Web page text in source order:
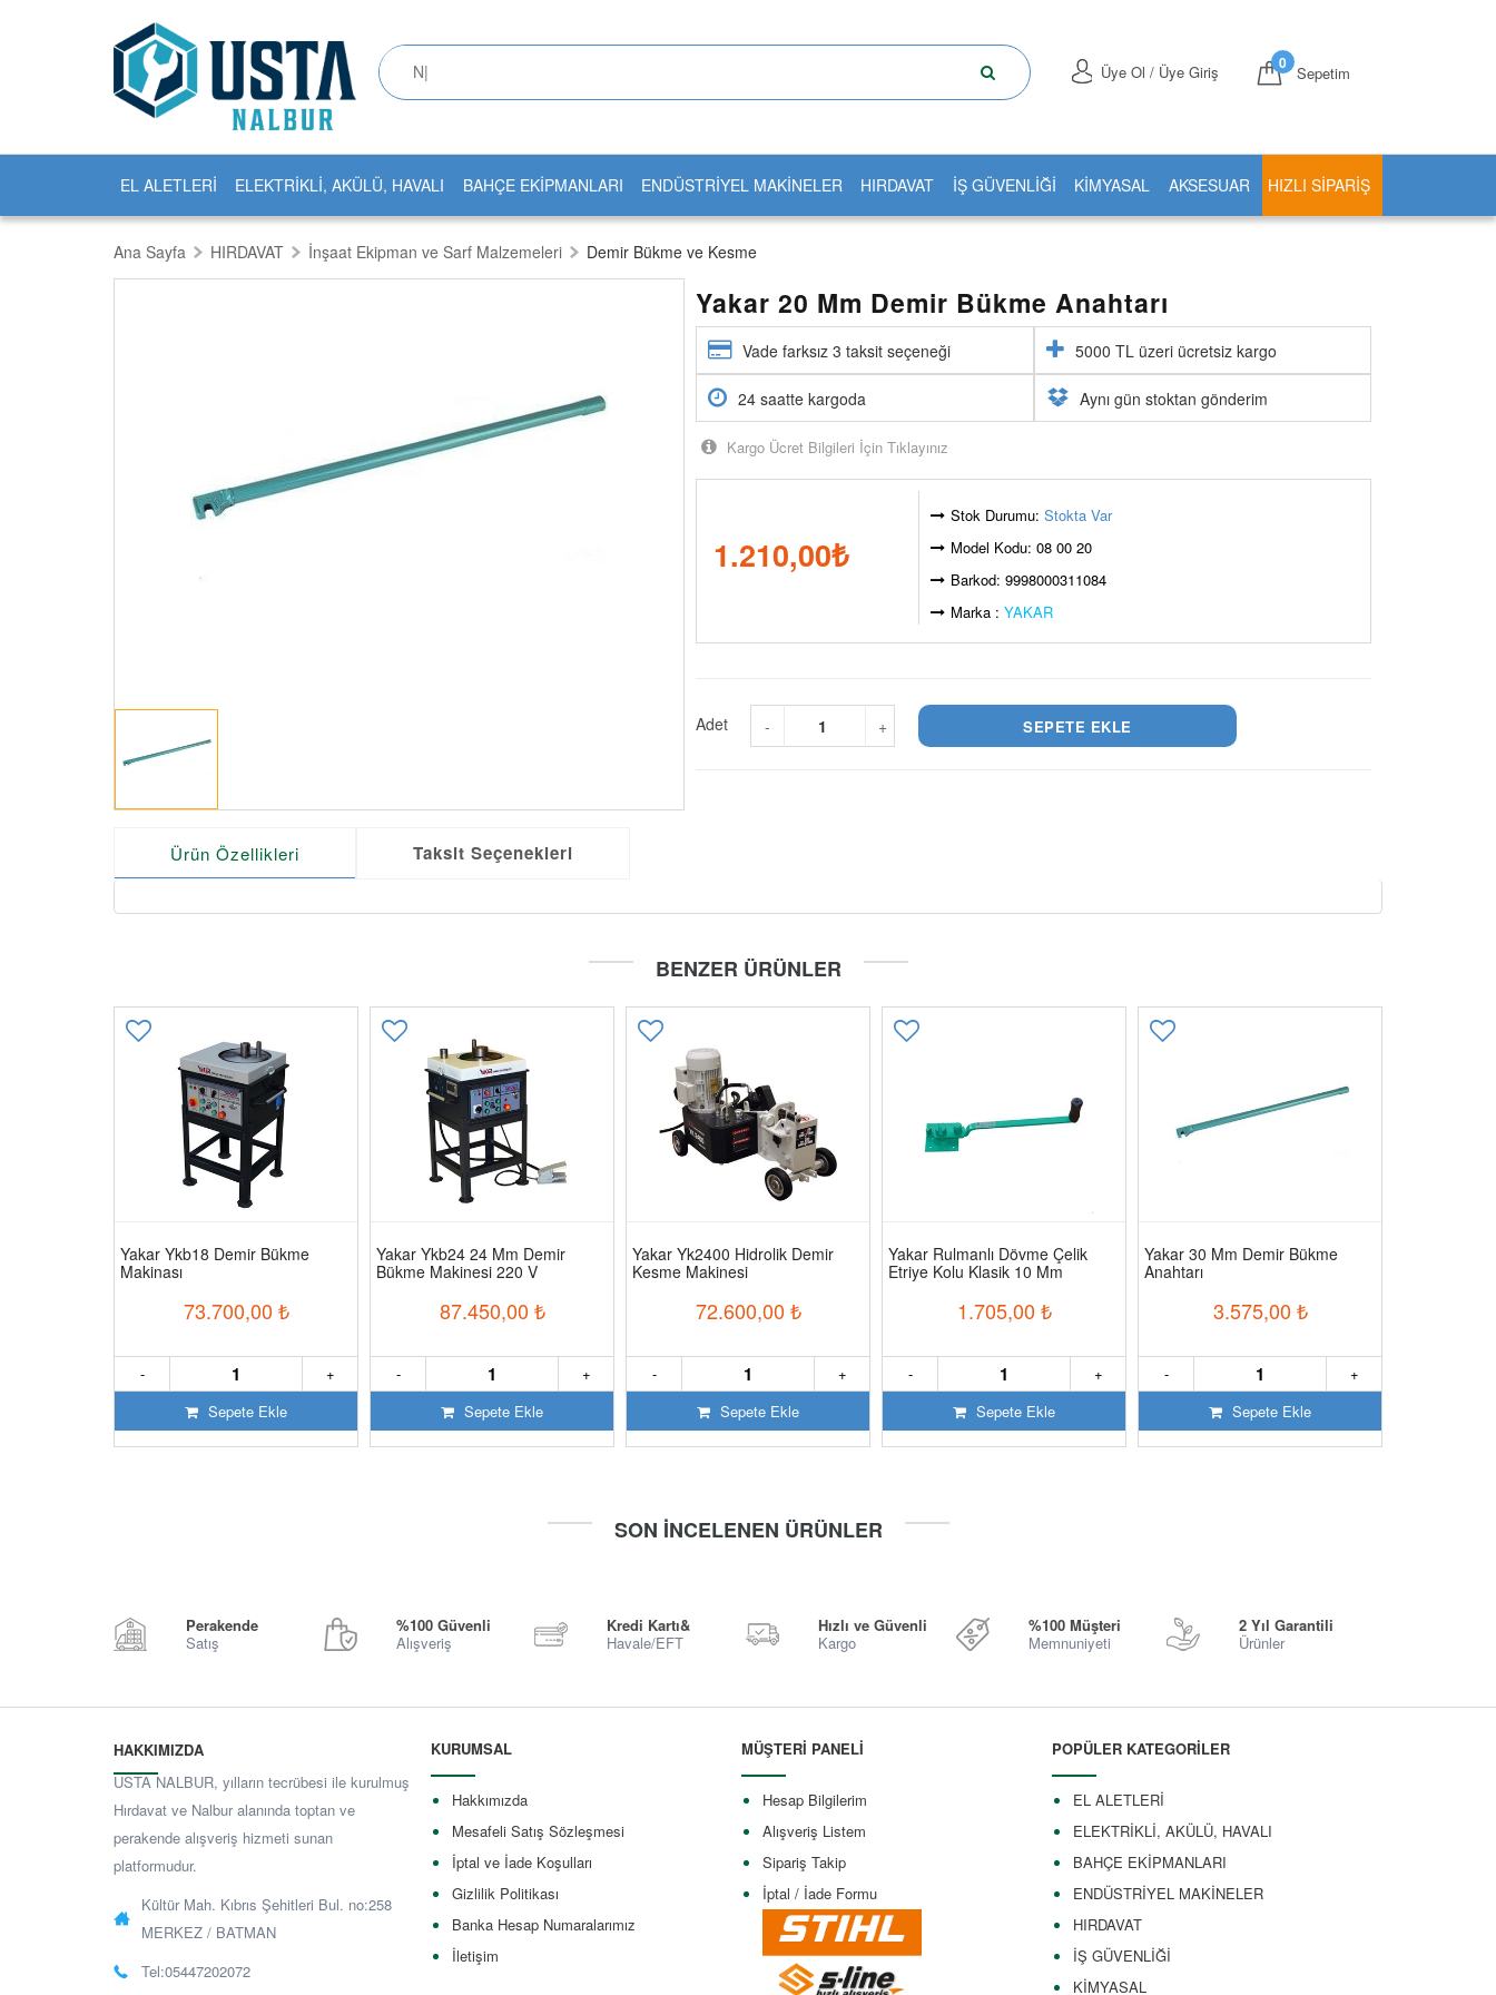
Sepetim
0
Üye Ol / Üye Giriş
EL ALETLERİ ELEKTRİKLİ, AKÜLÜ, HAVALI BAHÇE EKİPMANLARI ENDÜSTRİYEL MAKİNELER HIRDAVAT İŞ GÜVENLİĞİ KİMYASAL AKSESUAR HIZLI SIPARIŞ
Ana Sayfa HIRDAVAT İnşaat Ekipman ve Sarf Malzemeleri Demir Bükme ve Kesme
Yakar 20 Mm Demir Bükme Anahtarı
Vade farksız 3 taksit seçeneği 5000 TL üzeri ücretsiz kargo
24 saatte kargoda Aynı gün stoktan gönderim
Kargo Ücret Bilgileri İçin Tıklayınız
1.210,00₺
Stok Durumu: Stokta Var
Model Kodu: 08 00 20
Barkod: 9998000311084
Marka : YAKAR
Adet +
-
Ürün Özellikleri Taksit Seçenekleri
BENZER ÜRÜNLER
Yakar Ykb18 Demir Bükme
Makinası
73.700,00 ₺
+
-
Sepete Ekle
Yakar Ykb24 24 Mm Demir
Bükme Makinesi 220 V
87.450,00 ₺
+
-
Sepete Ekle
Yakar Yk2400 Hidrolik Demir
Kesme Makinesi
72.600,00 ₺
+
-
Sepete Ekle
Yakar Rulmanlı Dövme Çelik
Etriye Kolu Klasik 10 Mm
1.705,00 ₺
+
-
Sepete Ekle
Yakar 30 Mm Demir Bükme
Anahtarı
3.575,00 ₺
+
-
Sepete Ekle
SON İNCELENEN ÜRÜNLER
Perakende
Satış
%100 Güvenli
Alışveriş
Kredi Kartı&
Havale/EFT
Hızlı ve Güvenli
Kargo
%100 Müşteri
Memnuniyeti
2 Yıl Garantili
Ürünler
HAKKIMIZDA
USTA NALBUR, yılların tecrübesi ile kurulmuş
Hırdavat ve Nalbur alanında toptan ve
perakende alışveriş hizmeti sunan
platformudur.
Kültür Mah. Kıbrıs Şehitleri Bul. no:258
MERKEZ / BATMAN
Tel:05447202072
KURUMSAL
Hakkımızda
Mesafeli Satış Sözleşmesi
İptal ve İade Koşulları
Gizlilik Politikası
Banka Hesap Numaralarımız
İletişim
MÜŞTERİ PANELİ
Hesap Bilgilerim
Alışveriş Listem
Sipariş Takip
İptal / İade Formu
POPÜLER KATEGORİLER
EL ALETLERİ
ELEKTRİKLİ, AKÜLÜ, HAVALI
BAHÇE EKİPMANLARI
ENDÜSTRİYEL MAKİNELER
HIRDAVAT
İŞ GÜVENLİĞİ
KİMYASAL